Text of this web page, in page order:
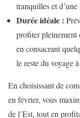
tranquilles et
Durée idéale :
profiter pleinement
en consacrant
le reste du voyage
En choisissant de
en février, vous
de l’Est, tout en